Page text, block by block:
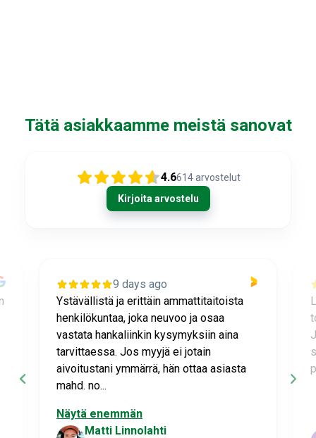
Tätä asiakkaamme meistä sanovat
4.6614 arvostelut
Kirjoita arvostelu
9 days ago
Ystävällistä ja erittäin ammattitaitoista
henkilökuntaa, joka neuvoo ja osaa
vastata hankaliinkin kysymyksiin aina
tarvittaessa. Jos myyjä ei jotain
aivoitustani ymmärrä, hän ottaa asiasta
mahd. no...
Näytä enemmän
Matti Linnolahti